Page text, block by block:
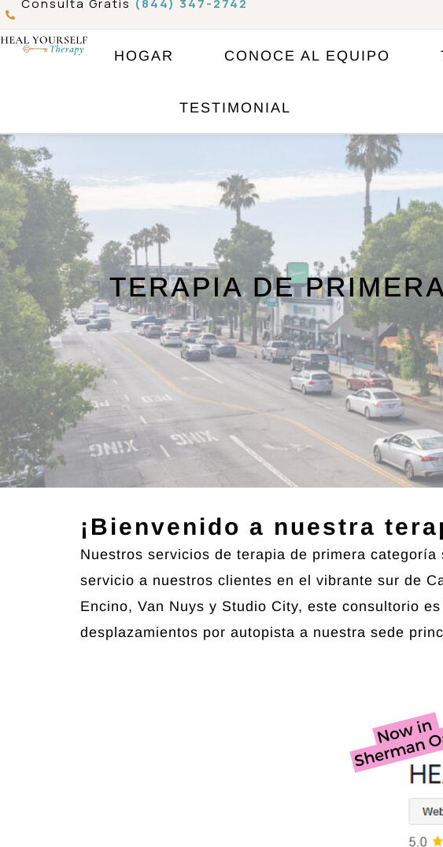
Ir
al
Consulta Gratis (844) 347-2742
HOGAR CONOCE AL EQUIPO
TESTIMONIAL
TERAPIA DE
¡Bienvenido a nuestra
Nuestros servicios de terapia de primera
servicio a nuestros clientes en el vibrante sur de
Encino, Van Nuys y Studio City, este consultorio
desplazamientos por autopista a nuestra sede